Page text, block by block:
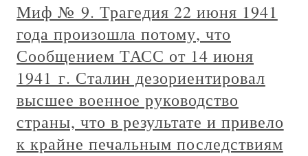
Миф № 9. Трагедия 22 июня 1941
года произошла потому, что
Сообщением ТАСС от 14 июня
1941 г. Сталин дезориентировал
высшее военное руководство
страны, что в результате и привело
к крайне печальным последствиям